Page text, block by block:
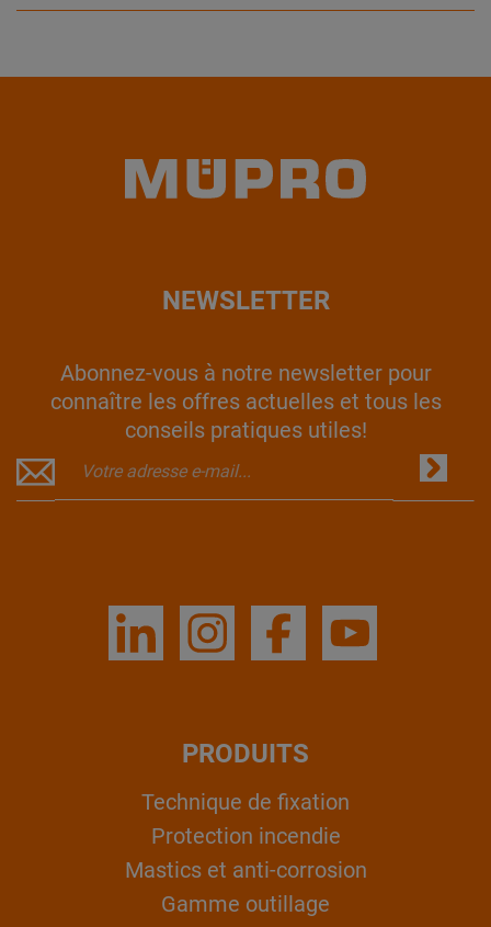
NEWSLETTER
Abonnez-vous à notre newsletter pour
connaître les offres actuelles et tous les
conseils pratiques utiles!
PRODUITS
Technique de fixation
Protection incendie
Mastics et anti-corrosion
Gamme outillage